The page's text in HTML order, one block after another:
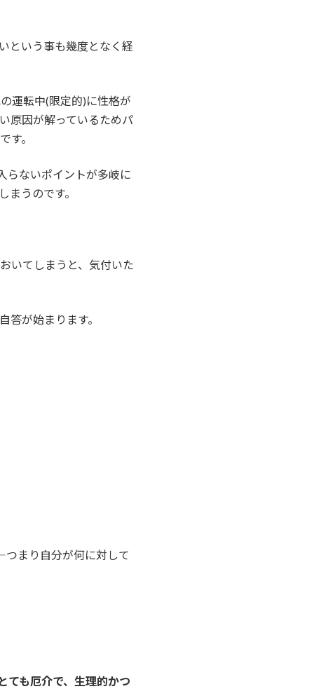
という事も幾度となく経
運転中(限定的)に性格が
原因が解っているためパ
す。
らないポイントが多岐に
うのです。
いてしまうと、気付いた
が始まります。
まり自分が何に対して
ても厄介で、生理的かつ